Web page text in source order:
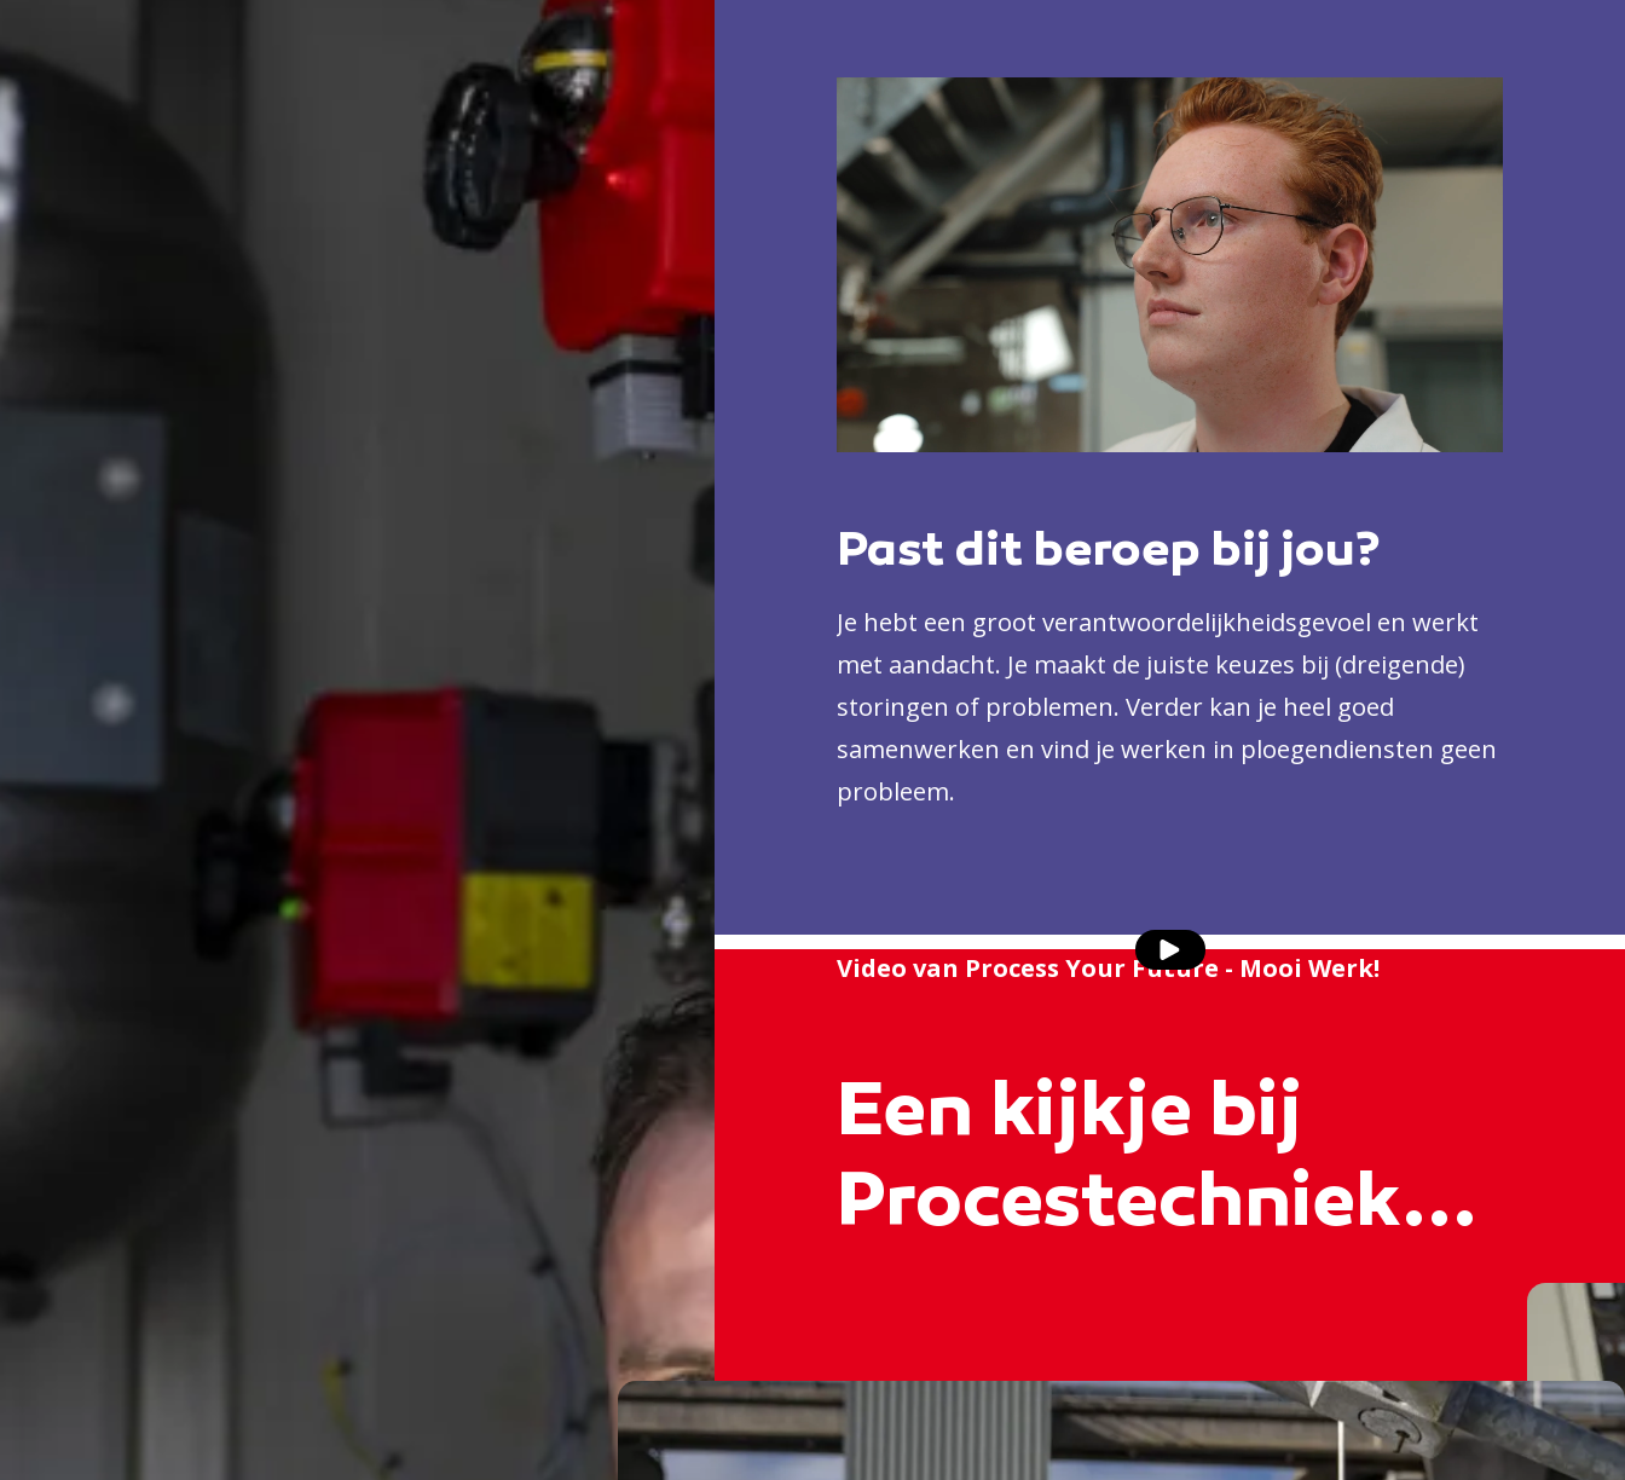
je onderhoudswerk, vooral zelfstandig, maar je overlegt
ook veel met je team en leidinggevenden.
Past dit beroep bij jou?
Je hebt een groot verantwoordelijkheidsgevoel en werkt
met aandacht. Je maakt de juiste keuzes bij (dreigende)
storingen of problemen. Verder kan je heel goed
samenwerken en vind je werken in ploegendiensten geen
probleem.
Video van Process Your Future - Mooi Werk!
Een kijkje bij
Procestechniek...